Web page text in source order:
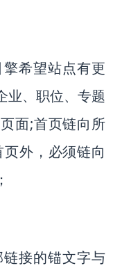
希望站点有更
业、职位、专题
面;首页链向所
外，必须链向
接的锚文字与